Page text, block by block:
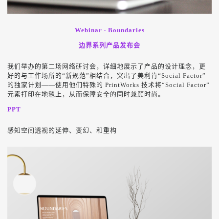
Webinar ∙ Boundaries
边界系列产品发布会
我们举办的第二场网络研讨会，详细地展示了产品的设计理念，更
好的与工作场所的“新规范”相结合，突出了美利肯“Social Factor”
的独家计划——使用他们特殊的 PrintWorks 技术将“Social Factor”
元素打印在地毯上，从而保障安全的同时兼顾时尚。
PPT
感知空间透视的延伸、变幻、和重构